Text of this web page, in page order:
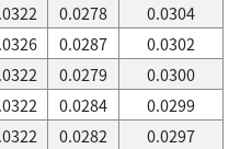
0.0278
0.0304
0.0287
0.0302
0.0279
0.0300
0.0284
0.0299
0.0282
0.0297